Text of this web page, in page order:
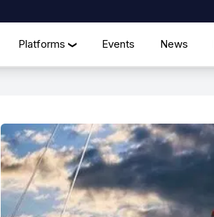
Platforms ❯ Events News